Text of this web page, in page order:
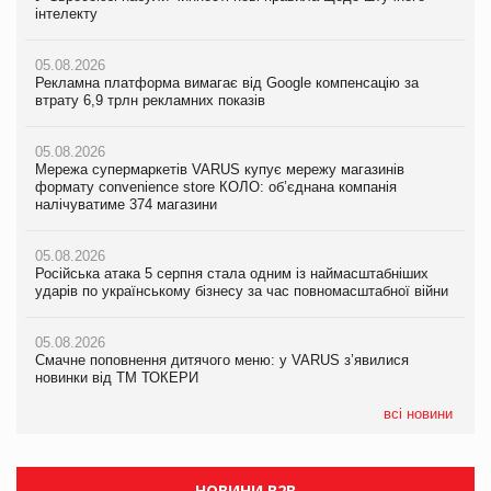
інтелекту
05.08.2026
Рекламна платформа вимагає від Google компенсацію за
втрату 6,9 трлн рекламних показів
05.08.2026
Мережа супермаркетів VARUS купує мережу магазинів
формату convenience store КОЛО: об’єднана компанія
налічуватиме 374 магазини
05.08.2026
Російська атака 5 серпня стала одним із наймасштабніших
ударів по українському бізнесу за час повномасштабної війни
05.08.2026
Смачне поповнення дитячого меню: у VARUS з’явилися
новинки від ТМ ТОКЕРИ
всі новини
формату convenience store КОЛО: об’єднана компанія
05.08.2026
Російська атака 5 серпня стала одним із наймасштабніших
05.08.2026
Смачне поповнення дитячого меню: у VARUS з’явилися
новинки від ТМ ТОКЕРИ
05.08.2026
Сергій Лісунов про заморожені хлібобулочні вироби на
PrivateLabel&FMCG Master 2026
04.08.2026
Через атаку РФ у Дніпрі пошкоджено склад шоколаду
Millennium
інтелекту
05.08.2026
Рекламна платформа вимагає від Google компенсацію за
втрату 6,9 трлн рекламних показів
05.08.2026
Adidas витратила понад $1 млрд на маркетинг за квартал
продуктів